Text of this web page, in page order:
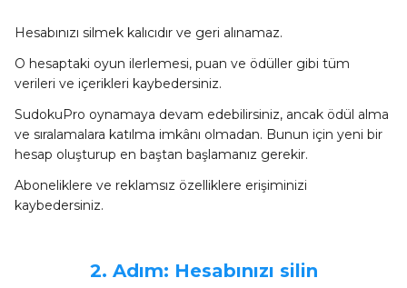
Hesabınızı silmek kalıcıdır ve geri alınamaz.
O hesaptaki oyun ilerlemesi, puan ve ödüller gibi tüm
verileri ve içerikleri kaybedersiniz.
SudokuPro oynamaya devam edebilirsiniz, ancak ödül alma
ve sıralamalara katılma imkânı olmadan. Bunun için yeni bir
hesap oluşturup en baştan başlamanız gerekir.
Aboneliklere ve reklamsız özelliklere erişiminizi
kaybedersiniz.
2. Adım: Hesabınızı silin